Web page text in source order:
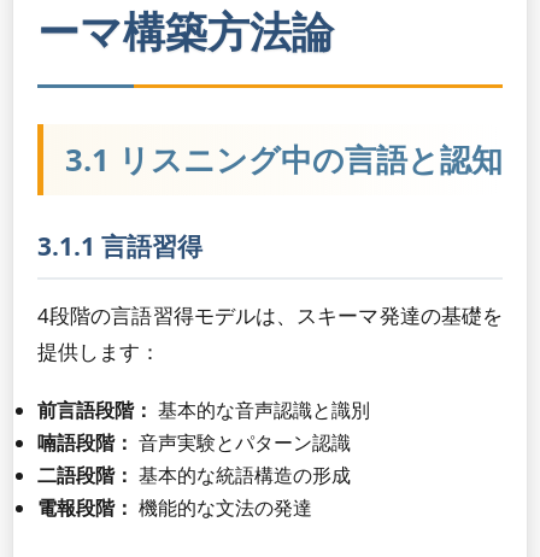
ーマ構築方法論
3.1 リスニング中の言語と認知
3.1.1 言語習得
4段階の言語習得モデルは、スキーマ発達の基礎を
提供します：
前言語段階： 基本的な音声認識と識別
喃語段階： 音声実験とパターン認識
二語段階： 基本的な統語構造の形成
電報段階： 機能的な文法の発達